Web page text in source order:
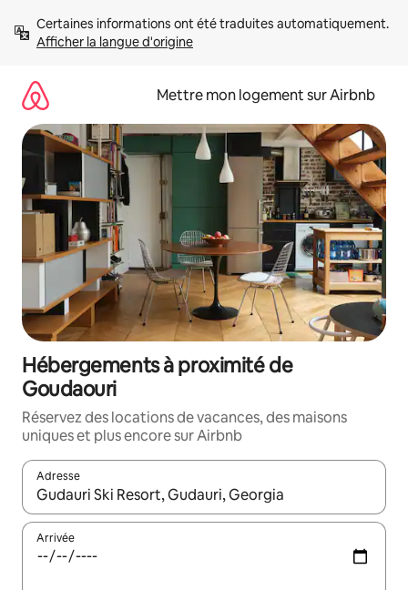
directement
Afficher la langue d'origine
Mettre mon logement sur Airbnb
Hébergements à proximité de
Goudaouri
Réservez des locations de vacances, des maisons
uniques et plus encore sur Airbnb
Adresse
Lorsque les résultats s'affichent, utilisez les flèches vers le
Arrivée